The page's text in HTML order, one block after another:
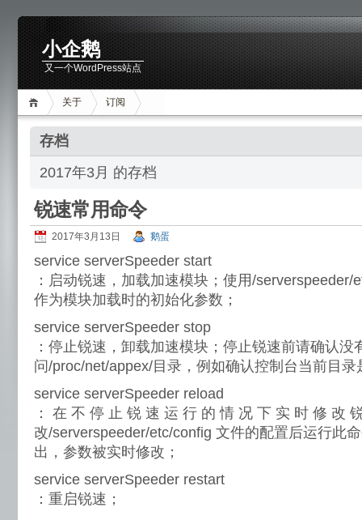
小企鹅
又一个WordPress站点
关于 订阅
存档
2017年3月 的存档
锐速常用命令
2017年3月13日 鹅蛋
service serverSpeeder start
：启动锐速，加载加速模块；使用/serverspeeder/
作为模块加载时的初始化参数；
service serverSpeeder stop
：停止锐速，卸载加速模块；停止锐速前请确认没
问/proc/net/appex/目录，例如确认控制台当前目
service serverSpeeder reload
： 在 不 停 止 锐 速 运 行 的 情 况 下 实 时 修 改
改/serverspeeder/etc/config 文件的配置后运行此
出，参数被实时修改；
service serverSpeeder restart
：重启锐速；